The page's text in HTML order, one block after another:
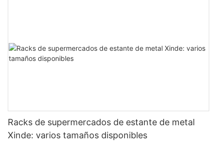
Racks de supermercados de estante de metal
Xinde: varios tamaños disponibles